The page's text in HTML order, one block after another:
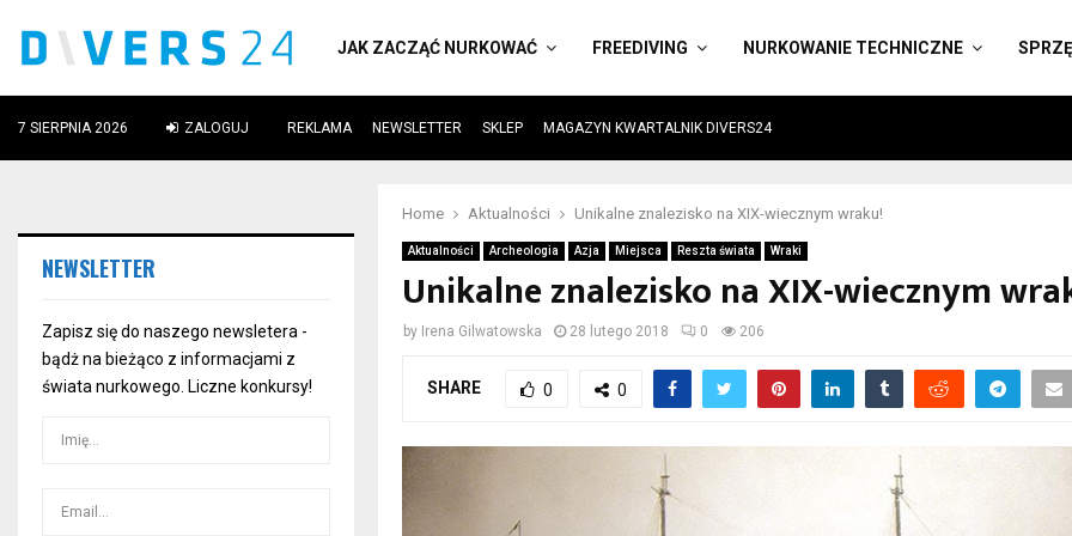
JAK ZACZĄĆ NURKOWAĆ FREEDIVING NURKOWANIE TECHNICZNE
7 SIERPNIA 2026 ZALOGUJ REKLAMA NEWSLETTER SKLEP MAGAZYN KWARTALNIK DIVERS24
Home Aktualności Unikalne znalezisko na XIX-wiecznym wraku!
Aktualności Archeologia Azja Miejsca Reszta świata Wraki
Unikalne znalezisko na XIX-wiecznym
by Irena Gilwatowska 28 lutego 2018 0 206
SHARE 0 0
NEWSLETTER
Zapisz się do naszego newsletera -
bądż na bieżąco z informacjami z
świata nurkowego. Liczne konkursy!